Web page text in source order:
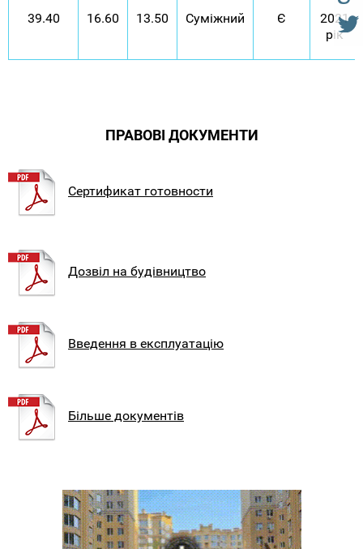
39.40 16.60 13.50 Суміжний Є
2021
рік
ПРАВОВІ ДОКУМЕНТИ
Сертификат готовности
Дозвіл на будівництво
Введення в експлуатацію
Більше документів